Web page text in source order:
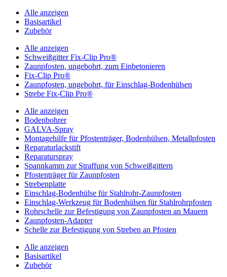
Alle anzeigen
Basisartikel
Zubehör
Alle anzeigen
Schweißgitter Fix-Clip Pro®
Zaunpfosten, ungebohrt, zum Einbetonieren
Fix-Clip Pro®
Zaunpfosten, ungebohrt, für Einschlag-Bodenhülsen
Strebe Fix-Clip Pro®
Alle anzeigen
Bodenbohrer
GALVA-Spray
Montagehilfe für Pfostenträger, Bodenhülsen, Metallpfosten
Reparaturlackstift
Reparaturspray
Spannkamm zur Straffung von Schweißgittern
Pfostenträger für Zaunpfosten
Strebenplatte
Einschlag-Bodenhülse für Stahlrohr-Zaunpfosten
Einschlag-Werkzeug für Bodenhülsen für Stahlrohrpfosten
Rohrschelle zur Befestigung von Zaunpfosten an Mauern
Zaunpfosten-Adapter
Schelle zur Befestigung von Streben an Pfosten
Alle anzeigen
Basisartikel
Zubehör